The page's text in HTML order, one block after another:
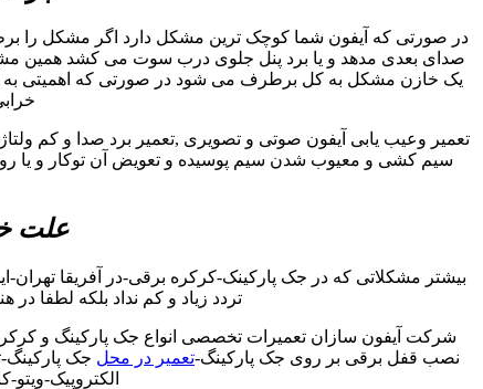
در صورتی که آیفون شما کوچک ترین مشکل دارد اگر مشکل را
صدای بعدی مدهد و یا برد پنل جلوی درب سوت می کشد همین
یک خازن مشکل به کل برطرف می شود در صورتی که اهمیتی به آن
تعمیر وعیب یابی آیفون صوتی و تصویری ,تعمیر برد صدا و کم
سیم کشی و معیوب شدن سیم پوسیده و تعویض آن توکار و یا
علت
بیشتر مشکلاتی که در جک پارکینک-کرکره برقی-در آفریقا
تردد زیاد و کم نداد بلکه لطفا
شرکت آیفون سازان تعمیرات تخصصی انواع جک پارکینگ و کرکره
نصب قفل برقی بر روی جک پارکینگ-تعمیر در محل جک پارکینگ-
الکتروپیک-